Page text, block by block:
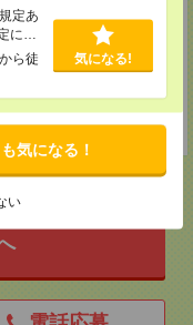
定あ
よ
ら徒
気になる!
気になる！
い
レゼント中★